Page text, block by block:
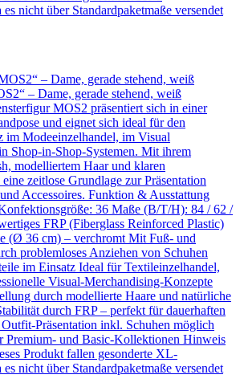
nicht über Standardpaketmaße versendet
– Dame, gerade stehend, weiß
MOS2 präsentiert sich in einer
und eignet sich ideal für den
im Modeeinzelhandel, im Visual
Shop-in-Shop-Systemen. Mit ihrem
modelliertem Haar und klaren
zeitlose Grundlage zur Präsentation
Accessoires. Funktion & Ausstattung
36 Maße (B/T/H): 84 / 62 /
FRP (Fiberglass Reinforced Plastic)
(Ø 36 cm) – verchromt Mit Fuß- und
problemloses Anziehen von Schuhen
im Einsatz Ideal für Textileinzelhandel,
Visual-Merchandising-Konzepte
durch modellierte Haare und natürliche
durch FRP – perfekt für dauerhaften
Präsentation inkl. Schuhen möglich
Premium- und Basic-Kollektionen Hinweis
Produkt fallen gesonderte XL-
nicht über Standardpaketmaße versendet